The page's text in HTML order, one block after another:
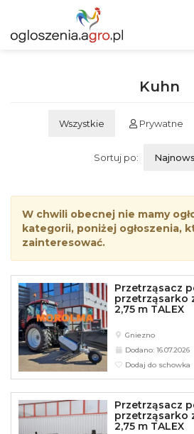
Kuhn
Wszystkie Prywatne
Sortuj po:
W chwili obecnej nie mamy
kategorii, poniżej ogłoszenia,
zainteresować.
Przetrząsacz
przetrząsarko
2,75 m TALEX
Gniezno
Dodano: 16.07.2026
Dodaj do schowka
Przetrząsacz
przetrząsarko
2,75 m TALEX